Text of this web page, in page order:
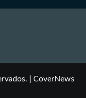
CoverNews